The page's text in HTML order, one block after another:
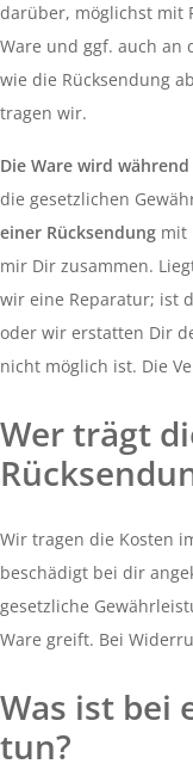
darüber, möglichst mit
Ware und ggf. auch an
wie die Rücksendung
tragen wir.
Die Ware wird
die gesetzlichen
einer Rücksendung mit
mir Dir zusammen.
wir eine Reparatur; ist
oder wir erstatten Dir
nicht möglich ist. Die
Wer trägt
Wir tragen die Kosten
beschädigt bei dir
gesetzliche
Ware greift. Bei
Was ist bei
tun?